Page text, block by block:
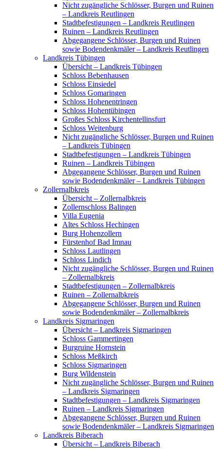
Nicht zugängliche Schlösser, Burgen und Ruinen
– Landkreis Reutlingen
Stadtbefestigungen – Landkreis Reutlingen
Ruinen – Landkreis Reutlingen
Abgegangene Schlösser, Burgen und Ruinen
sowie Bodendenkmäler – Landkreis Reutlingen
Landkreis Tübingen
Übersicht – Landkreis Tübingen
Schloss Bebenhausen
Schloss Einsiedel
Schloss Gomaringen
Schloss Hohenentringen
Schloss Hohentübingen
Großes Schloss Kirchentellinsfurt
Schloss Weitenburg
Nicht zugängliche Schlösser, Burgen und Ruinen
– Landkreis Tübingen
Stadtbefestigungen – Landkreis Tübingen
Ruinen – Landkreis Tübingen
Abgegangene Schlösser, Burgen und Ruinen
sowie Bodendenkmäler – Landkreis Tübingen
Zollernalbkreis
Übersicht – Zollernalbkreis
Zollernschloss Balingen
Villa Eugenia
Altes Schloss Hechingen
Burg Hohenzollern
Fürstenhof Bad Imnau
Schloss Lautlingen
Schloss Lindich
Nicht zugängliche Schlösser, Burgen und Ruinen
– Zollernalbkreis
Stadtbefestigungen – Zollernalbkreis
Ruinen – Zollernalbkreis
Abgegangene Schlösser, Burgen und Ruinen
sowie Bodendenkmäler – Zollernalbkreis
Landkreis Sigmaringen
Übersicht – Landkreis Sigmaringen
Schloss Gammertingen
Burgruine Hornstein
Schloss Meßkirch
Schloss Sigmaringen
Burg Wildenstein
Nicht zugängliche Schlösser, Burgen und Ruinen
– Landkreis Sigmaringen
Stadtbefestigungen – Landkreis Sigmaringen
Ruinen – Landkreis Sigmaringen
Abgegangene Schlösser, Burgen und Ruinen
sowie Bodendenkmäler – Landkreis Sigmaringen
Landkreis Biberach
Übersicht – Landkreis Biberach